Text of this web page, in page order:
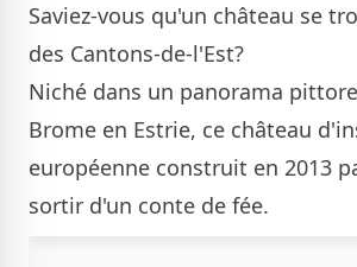
Saviez-vous qu'un château se
des Cantons-de-l'Est?
Niché dans un panorama
Brome en Estrie, ce château
européenne construit en 2013
sortir d'un conte de fée.